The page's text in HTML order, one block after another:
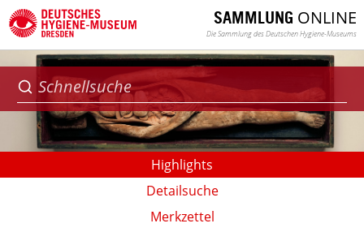
SAMMLUNG ONLINE
Die Sammlung des Deutschen Hygiene-Museums
Highlights
Detailsuche
Merkzettel